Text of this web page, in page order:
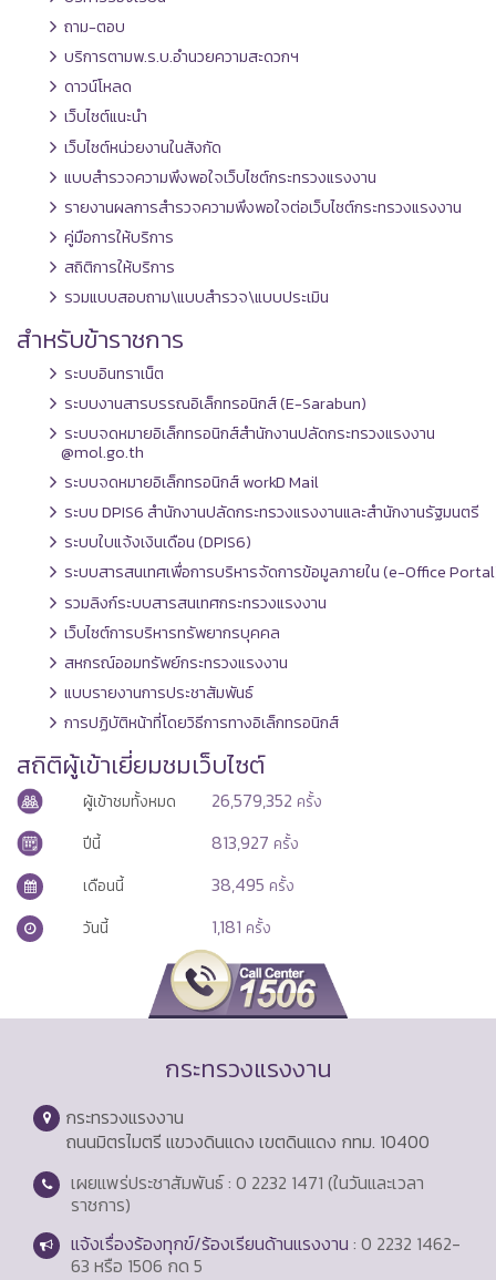
ถาม-ตอบ
บริการตามพ.ร.บ.อำนวยความสะดวกฯ
ดาวน์โหลด
เว็บไซต์แนะนำ
เว็บไซต์หน่วยงานในสังกัด
แบบสำรวจความพึงพอใจเว็บไซต์กระทรวงแรงงาน
รายงานผลการสำรวจความพึงพอใจต่อเว็บไซต์กระทรวงแรงงาน
คู่มือการให้บริการ
สถิติการให้บริการ
รวมแบบสอบถาม\แบบสำรวจ\แบบประเมิน
สำหรับข้าราชการ
ระบบอินทราเน็ต
ระบบงานสารบรรณอิเล็กทรอนิกส์ (E-Sarabun)
ระบบจดหมายอิเล็กทรอนิกส์สำนักงานปลัดกระทรวงแรงงาน
@mol.go.th
ระบบจดหมายอิเล็กทรอนิกส์ workD Mail
ระบบ DPIS6 สำนักงานปลัดกระทรวงแรงงานและสำนักงานรัฐมนตรี
ระบบใบแจ้งเงินเดือน (DPIS6)
ระบบสารสนเทศเพื่อการบริหารจัดการข้อมูลภายใน (e-Office
รวมลิงก์ระบบสารสนเทศกระทรวงแรงงาน
เว็บไซต์การบริหารทรัพยากรบุคคล
สหกรณ์ออมทรัพย์กระทรวงแรงงาน
แบบรายงานการประชาสัมพันธ์
การปฏิบัติหน้าที่โดยวิธีการทางอิเล็กทรอนิกส์
สถิติผู้เข้าเยี่ยมชมเว็บไซต์
ผู้เข้าชมทั้งหมด 26,579,352 ครั้ง
ปีนี้
813,927 ครั้ง
เดือนนี้
38,495 ครั้ง
วันนี้
1,181 ครั้ง
กระทรวงแรงงาน
กระทรวงแรงงาน
ถนนมิตรไมตรี แขวงดินแดง เขตดินแดง กทม. 10400
เผยแพร่ประชาสัมพันธ์ : 0 2232 1471 (ในวันและเวลา
ราชการ)
แจ้งเรื่องร้องทุกข์/ร้องเรียนด้านแรงงาน : 0 2232 1462-
63 หรือ 1506 กด 5